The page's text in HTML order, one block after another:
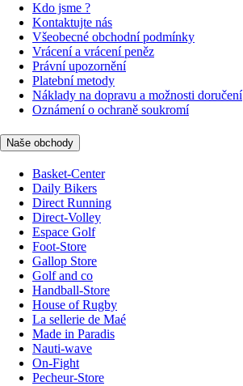
Kdo jsme ?
Kontaktujte nás
Všeobecné obchodní podmínky
Vrácení a vrácení peněz
Právní upozornění
Platební metody
Náklady na dopravu a možnosti doručení
Oznámení o ochraně soukromí
Naše obchody
Basket-Center
Daily Bikers
Direct Running
Direct-Volley
Espace Golf
Foot-Store
Gallop Store
Golf and co
Handball-Store
House of Rugby
La sellerie de Maé
Made in Paradis
Nauti-wave
On-Fight
Pecheur-Store